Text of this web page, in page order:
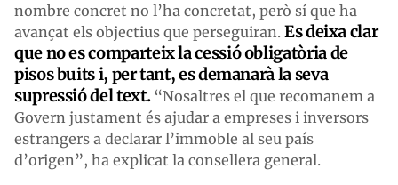
nombre concret no l’ha concretat, però sí que ha
avançat els objectius que perseguiran. Es deixa clar
que no es comparteix la cessió obligatòria de
pisos buits i, per tant, es demanarà la seva
supressió del text.“Nosaltres el que recomanem a
Govern justament és ajudar a empreses i inversors
estrangers a declarar l’immoble al seu país
d’origen”, ha explicat la consellera general.